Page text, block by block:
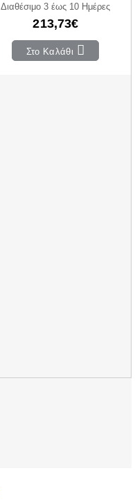
Διαθέσιμο 3 έως 10 Ημέρες
213,73€
Στο Καλάθι